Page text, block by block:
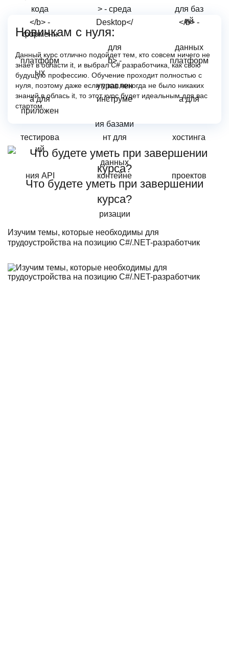
Новичкам с нуля:
Данный курс отлично подойдет тем, кто совсем ничего не
знает в области it, и выбрал С# разработчика, как свою
будущую профессию. Обучение проходит полностью с
нуля, поэтому даже если у вас никогда не было никаких
знаний в облась it, то этот курс будет идеальным для вас
стартом.
Что будете уметь при завершении
курса?
Изучим темы, которые необходимы для
трудоустройства на позицию C#/.NET-разработчик